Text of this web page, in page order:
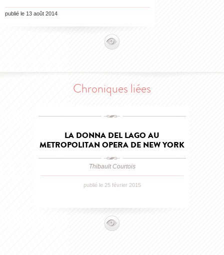
publié le 13 août 2014
Chroniques liées
LA DONNA DEL LAGO AU
METROPOLITAN OPERA DE NEW YORK
Thibault Courtois
publié le 25 février 2015